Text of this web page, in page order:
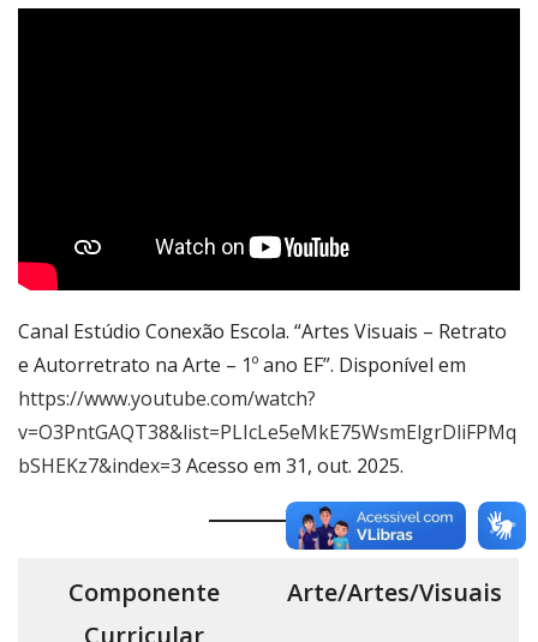
Canal Estúdio Conexão Escola. “Artes Visuais – Retrato
e Autorretrato na Arte – 1º ano EF”. Disponível em
https://www.youtube.com/watch?
v=O3PntGAQT38&list=PLIcLe5eMkE75WsmElgrDliFPMq
bSHEKz7&index=3 Acesso em 31, out. 2025.
Componente
Arte/Artes/Visuais